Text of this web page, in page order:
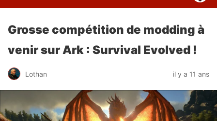
Grosse compétition de modding à
venir sur Ark : Survival Evolved !
Lothan il y a 11 ans